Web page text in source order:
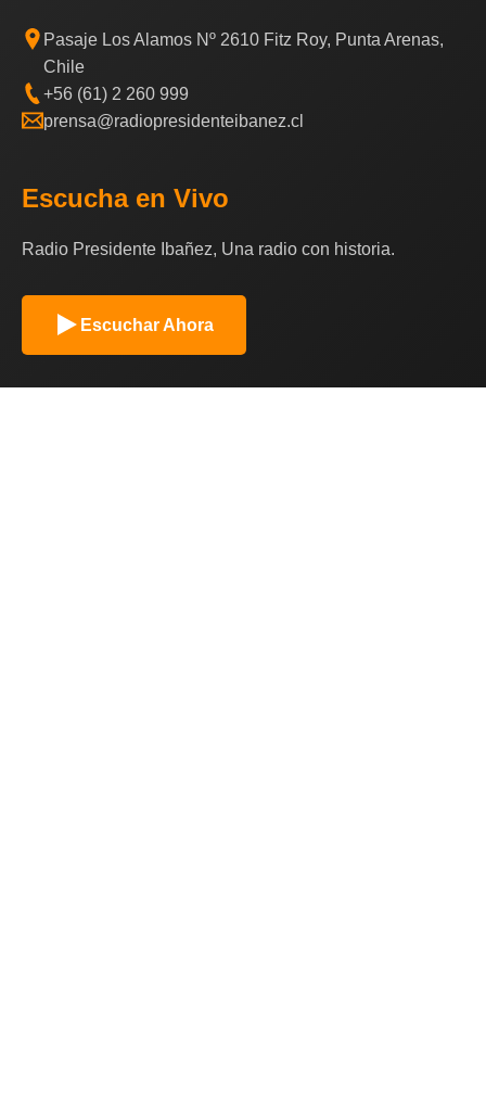
Pasaje Los Alamos Nº 2610 Fitz Roy, Punta Arenas,
Chile
+56 (61) 2 260 999
prensa@radiopresidenteibanez.cl
Escucha en Vivo
Radio Presidente Ibañez, Una radio con historia.
Escuchar Ahora